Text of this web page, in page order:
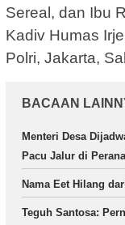
Sereal, dan Ibu
Kadiv Humas
Polri, Jakarta,
BACAAN
Menteri Desa
Pacu Jalur di
Nama Eet Hilang
Teguh Santosa: